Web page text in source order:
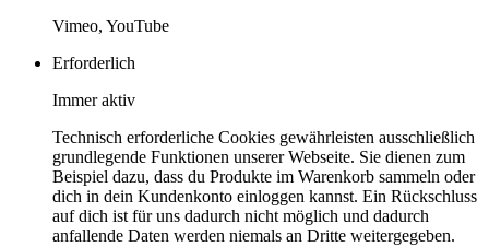
Vimeo, YouTube
Erforderlich
Immer aktiv
Technisch erforderliche Cookies gewährleisten ausschließlich
grundlegende Funktionen unserer Webseite. Sie dienen zum
Beispiel dazu, dass du Produkte im Warenkorb sammeln oder
dich in dein Kundenkonto einloggen kannst. Ein Rückschluss
auf dich ist für uns dadurch nicht möglich und dadurch
anfallende Daten werden niemals an Dritte weitergegeben.